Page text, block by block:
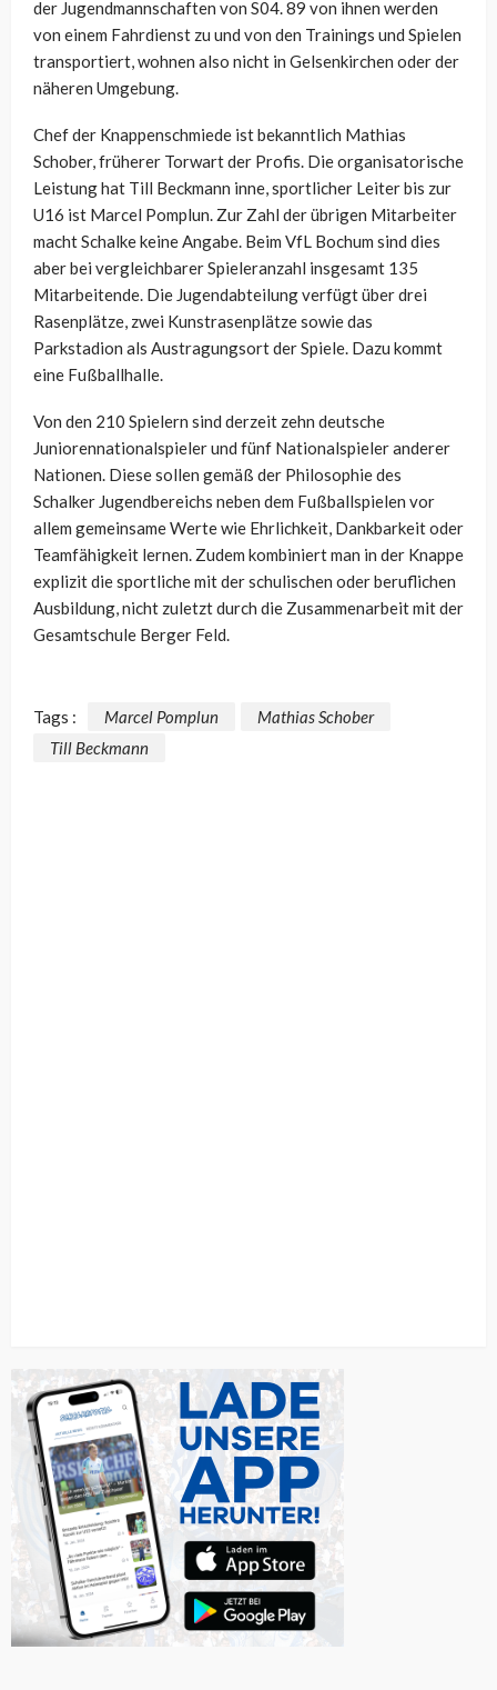
der Jugendmannschaften von S04. 89 von ihnen werden
von einem Fahrdienst zu und von den Trainings und Spielen
transportiert, wohnen also nicht in Gelsenkirchen oder der
näheren Umgebung.
Chef der Knappenschmiede ist bekanntlich Mathias
Schober, früherer Torwart der Profis. Die organisatorische
Leistung hat Till Beckmann inne, sportlicher Leiter bis zur
U16 ist Marcel Pomplun. Zur Zahl der übrigen Mitarbeiter
macht Schalke keine Angabe. Beim VfL Bochum sind dies
aber bei vergleichbarer Spieleranzahl insgesamt 135
Mitarbeitende. Die Jugendabteilung verfügt über drei
Rasenplätze, zwei Kunstrasenplätze sowie das
Parkstadion als Austragungsort der Spiele. Dazu kommt
eine Fußballhalle.
Von den 210 Spielern sind derzeit zehn deutsche
Juniorennationalspieler und fünf Nationalspieler anderer
Nationen. Diese sollen gemäß der Philosophie des
Schalker Jugendbereichs neben dem Fußballspielen vor
allem gemeinsame Werte wie Ehrlichkeit, Dankbarkeit oder
Teamfähigkeit lernen. Zudem kombiniert man in der Knappe
explizit die sportliche mit der schulischen oder beruflichen
Ausbildung, nicht zuletzt durch die Zusammenarbeit mit der
Gesamtschule Berger Feld.
Tags : Marcel Pomplun
Mathias Schober
Till Beckmann